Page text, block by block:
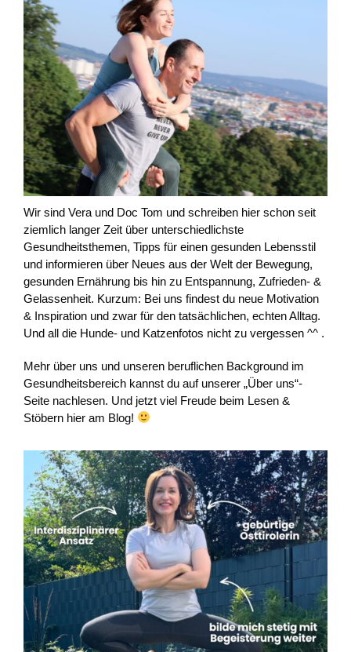
Wir sind Vera und Doc Tom und schreiben hier schon seit
ziemlich langer Zeit über unterschiedlichste
Gesundheitsthemen, Tipps für einen gesunden Lebensstil
und informieren über Neues aus der Welt der Bewegung,
gesunden Ernährung bis hin zu Entspannung, Zufrieden- &
Gelassenheit. Kurzum: Bei uns findest du neue Motivation
& Inspiration und zwar für den tatsächlichen, echten Alltag.
Und all die Hunde- und Katzenfotos nicht zu vergessen ^^ .
Mehr über uns und unseren beruflichen Background im
Gesundheitsbereich kannst du auf unserer „Über uns“-
Seite nachlesen. Und jetzt viel Freude beim Lesen &
Stöbern hier am Blog!